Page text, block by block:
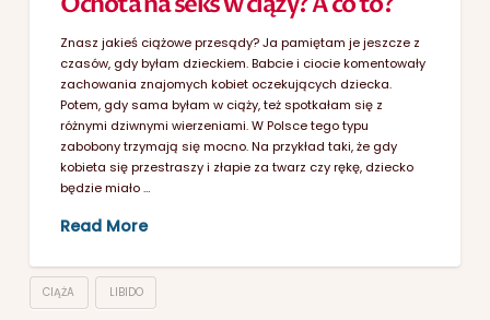
Znasz jakieś ciążowe przesądy? Ja pamiętam je jeszcze z
czasów, gdy byłam dzieckiem. Babcie i ciocie komentowały
zachowania znajomych kobiet oczekujących dziecka.
Potem, gdy sama byłam w ciąży, też spotkałam się z
różnymi dziwnymi wierzeniami. W Polsce tego typu
zabobony trzymają się mocno. Na przykład taki, że gdy
kobieta się przestraszy i złapie za twarz czy rękę, dziecko
będzie miało …
Read More
CIĄŻA LIBIDO